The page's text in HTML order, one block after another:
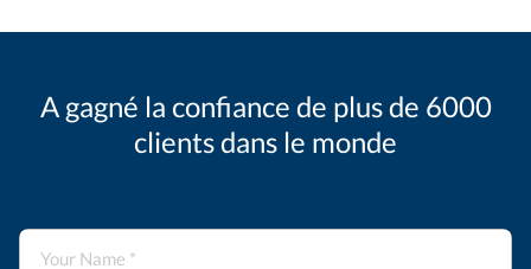
A gagné la confiance de plus de 6000
clients dans le monde